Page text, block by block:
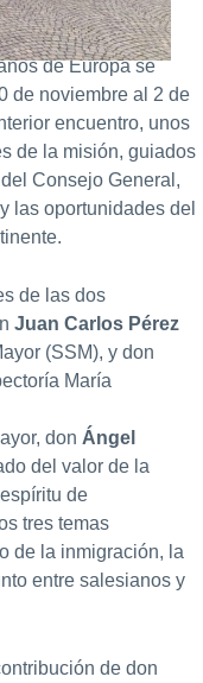
de Europa se
de noviembre al 2 de
encuentro, unos
de la misión, guiados
Consejo General,
las oportunidades del
de las dos
Juan Carlos Pérez
(SSM), y don
María
don Ángel
del valor de la
de
tres temas
de la inmigración, la
entre salesianos y
de don